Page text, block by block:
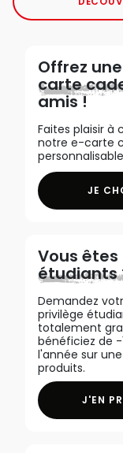
Offrez une
carte
amis !
Faites plaisir à
notre e-carte
JE
Vous êtes
étudiants
Demandez
privilège
totalement
bénéficiez de -
l'année sur
produits.
J'EN